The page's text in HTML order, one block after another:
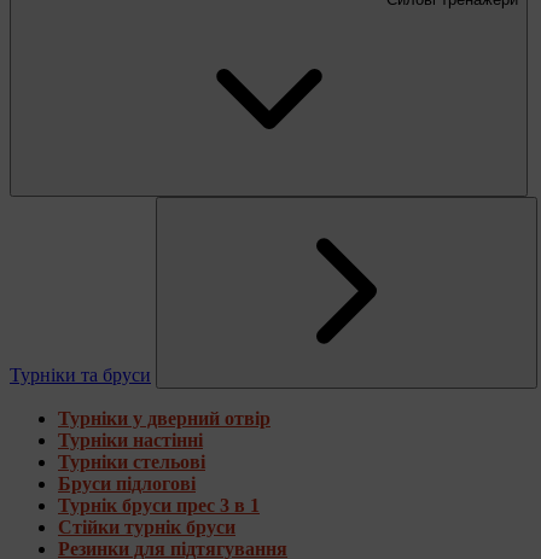
Турніки та бруси
Турніки у дверний отвір
Турніки настінні
Турніки стельові
Бруси підлогові
Турнік бруси прес 3 в 1
Стійки турнік бруси
Резинки для підтягування